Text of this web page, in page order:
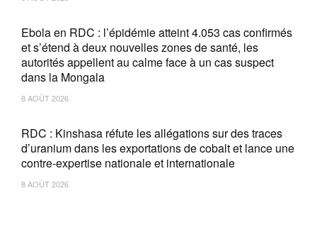
Ebola en RDC : l’épidémie atteint 4.053 cas confirmés
et s’étend à deux nouvelles zones de santé, les
autorités appellent au calme face à un cas suspect
dans la Mongala
8 AOÛT 2026
RDC : Kinshasa réfute les allégations sur des traces
d’uranium dans les exportations de cobalt et lance une
contre-expertise nationale et internationale
8 AOÛT 2026